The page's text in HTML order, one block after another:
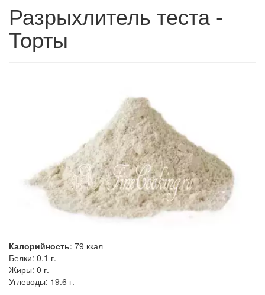
Разрыхлитель теста -
Торты
Калорийность: 79 ккал
Белки: 0.1 г.
Жиры: 0 г.
Углеводы: 19.6 г.